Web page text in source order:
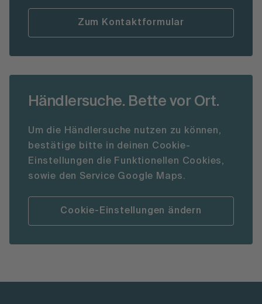
Zum Kontaktformular
Händlersuche. Bette vor Ort.
Um die Händlersuche nutzen zu können,
bestätige bitte in deinen Cookie-
Einstellungen die Funktionellen Cookies,
sowie den Service Google Maps.
Cookie-Einstellungen ändern